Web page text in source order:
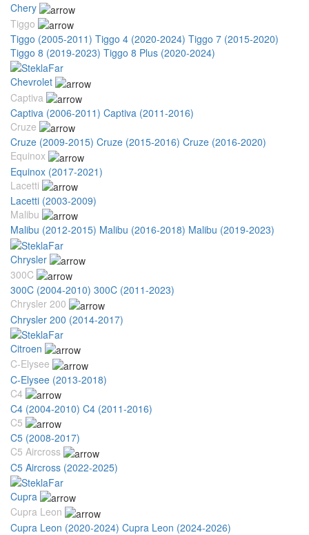
Chery
Tiggo
Tiggo (2005-2011) Tiggo 4 (2020-2024) Tiggo 7 (2015-2020)
Tiggo 8 (2019-2023) Tiggo 8 Plus (2020-2024)
Chevrolet
Captiva
Captiva (2006-2011) Captiva (2011-2016)
Cruze
Cruze (2009-2015) Cruze (2015-2016) Cruze (2016-2020)
Equinox
Equinox (2017-2021)
Lacetti
Lacetti (2003-2009)
Malibu
Malibu (2012-2015) Malibu (2016-2018) Malibu (2019-2023)
Chrysler
300C
300C (2004-2010) 300C (2011-2023)
Chrysler 200
Chrysler 200 (2014-2017)
Citroen
C-Elysee
C-Elysee (2013-2018)
C4
C4 (2004-2010) C4 (2011-2016)
C5
C5 (2008-2017)
C5 Aircross
C5 Aircross (2022-2025)
Cupra
Cupra Leon
Cupra Leon (2020-2024) Cupra Leon (2024-2026)